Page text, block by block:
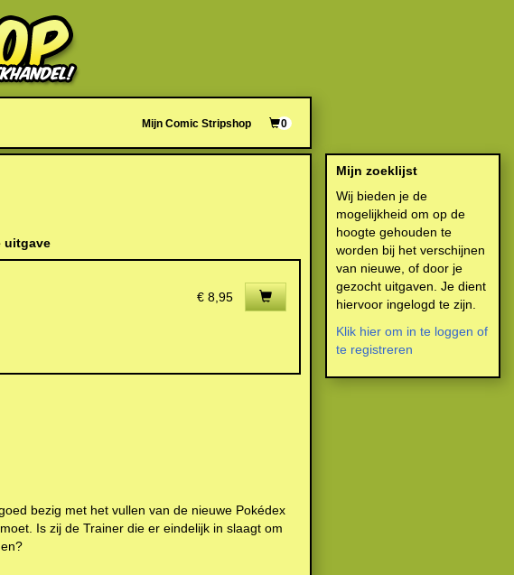
Mijn Comic Stripshop 0
uitgave
€ 8,95
bezig met het vullen van de nieuwe Pokédex
Is zij de Trainer die er eindelijk in slaagt om
Mijn zoeklijst
Wij bieden je de
mogelijkheid om op de
hoogte gehouden te
worden bij het verschijnen
van nieuwe, of door je
gezocht uitgaven. Je dient
hiervoor ingelogd te zijn.
Klik hier om in te loggen of
te registreren